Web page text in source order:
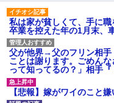
私は家が貧しくて、手に
卒業を控えた年の1月末、
父が他界→父のフリン相手
ことは謝ります。ごめん
って知ってるの？」相手
【悲報】嫁がワイのこと